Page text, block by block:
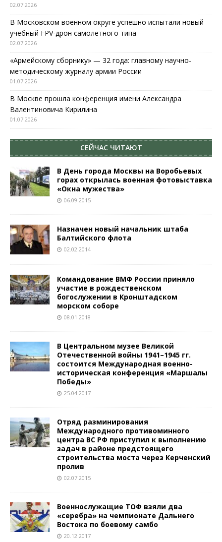
02.07.2026
В Московском военном округе успешно испытали новый
учебный FPV-дрон самолетного типа
02.07.2026
«Армейскому сборнику» — 32 года: главному научно-
методическому журналу армии России
01.07.2026
В Москве прошла конференция имени Александра
Валентиновича Кирилина
01.07.2026
СЕЙЧАС ЧИТАЮТ
В День города Москвы на Воробьевых
горах открылась военная фотовыставка
«Окна мужества»
06.09.2015
Назначен новый начальник штаба
Балтийского флота
02.02.2014
Командование ВМФ России приняло
участие в рождественском
богослужении в Кронштадском
морском соборе
08.01.2018
В Центральном музее Великой
Отечественной войны 1941–1945 гг.
состоится Международная военно-
историческая конференция «Маршалы
Победы»
25.04.2017
Отряд разминирования
Международного противоминного
центра ВС РФ приступил к выполнению
задач в районе предстоящего
строительства моста через Керченский
пролив
02.07.2015
Военнослужащие ТОФ взяли два
«серебра» на чемпионате Дальнего
Востока по боевому самбо
20.12.2017